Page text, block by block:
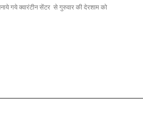
गये क्वारंटीन सेंटर से गुरुवार की देरशाम को